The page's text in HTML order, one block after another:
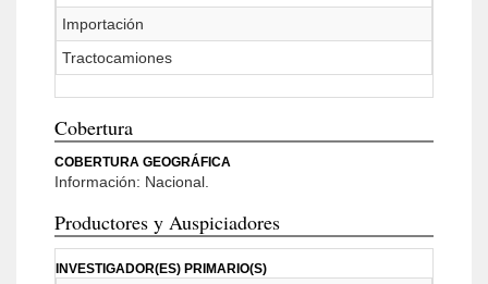
Importación
Tractocamiones
Cobertura
COBERTURA GEOGRÁFICA
Información: Nacional.
Productores y Auspiciadores
INVESTIGADOR(ES) PRIMARIO(S)